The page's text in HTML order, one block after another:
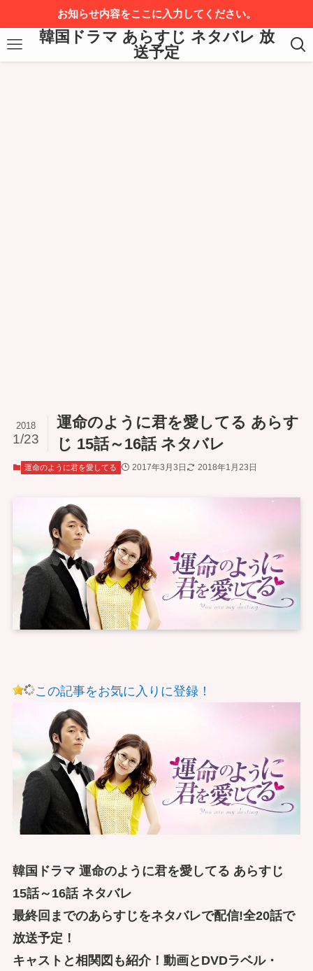
お知らせ内容をここに入力してください。
韓国ドラマ あらすじ ネタバレ 放
送予定
運命のように君を愛してる あらす
じ 15話～16話 ネタバレ
2018
1/23
運命のように君を愛してる 2017年3月3日 2018年1月23日
この記事をお気に入りに登録！
韓国ドラマ 運命のように君を愛してる あらすじ
15話～16話 ネタバレ
最終回までのあらすじをネタバレで配信!全20話で
放送予定！
キャストと相関図も紹介！動画とDVDラベル・